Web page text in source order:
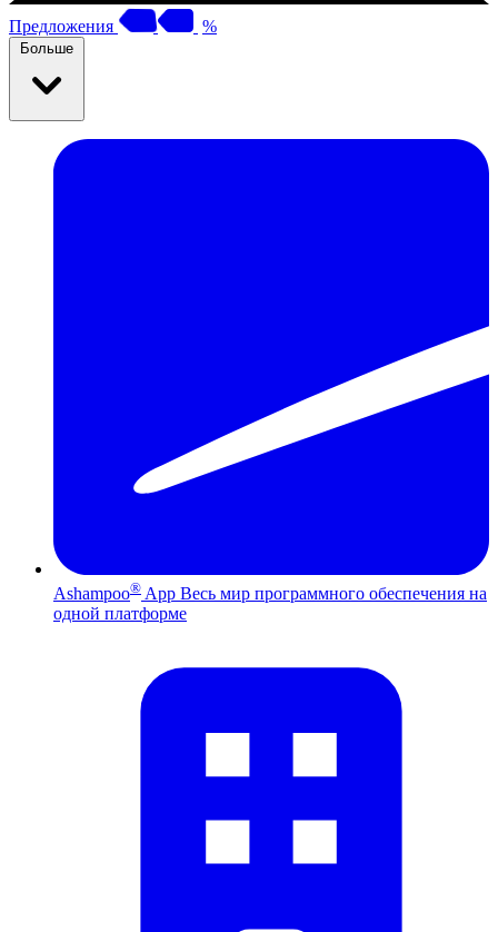
Предложения %
Больше
Ashampoo® App Весь мир программного обеспечения на
одной платформе